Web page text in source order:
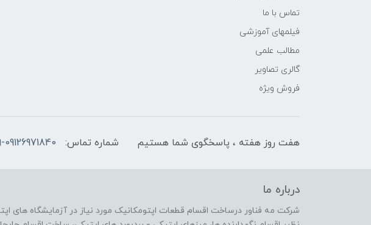
تماس با ما
فیلمهای آموزشی
مطالب علمی
گالری تصاویر
فروش ویژه
هفت روز هفته ، پاسخگوی شما هستیم شماره تماس: 09126971840
درباره ما
شرکت مه فناور درساخت اقسام قطعات اپتومکانیک مورد نیاز در آزمایشگاه های